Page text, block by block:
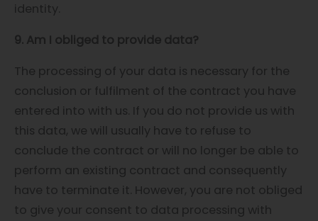
identity.
9. Am I obliged to provide data?
The processing of your data is necessary for the
conclusion or fulfilment of the contract you have
entered into with us. If you do not provide us with
this data, we will usually have to refuse to
conclude the contract or will no longer be able to
perform an existing contract and consequently
have to terminate it. However, you are not obliged
to give your consent to data processing with